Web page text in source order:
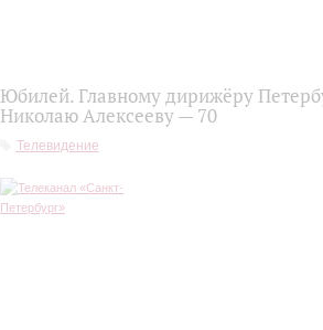
Юбилей. Главному дирижёру
Николаю Алексееву — 70
Телевидение